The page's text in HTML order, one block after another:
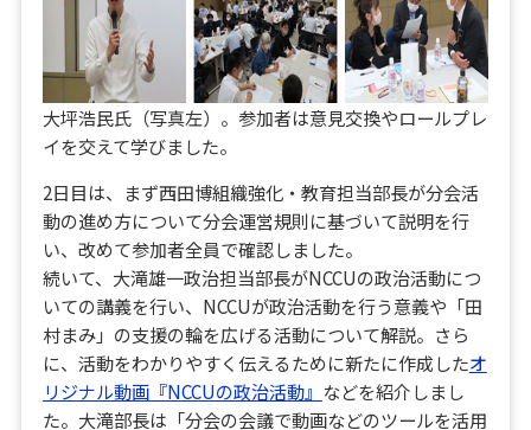
大坪浩民氏（写真左）。参加者は意見交換やロールプレ
イを交えて学びました。
2日目は、まず西田博組織強化・教育担当部長が分会活
動の進め方について分会運営規則に基づいて説明を行
い、改めて参加者全員で確認しました。
続いて、大滝雄一政治担当部長がNCCUの政治活動につ
いての講義を行い、NCCUが政治活動を行う意義や「田
村まみ」の支援の輪を広げる活動について解説。さら
に、活動をわかりやすく伝えるために新たに作成したオ
リジナル動画『NCCUの政治活動』 などを紹介しまし
た。大滝部長は「分会の会議で動画などのツールを活用